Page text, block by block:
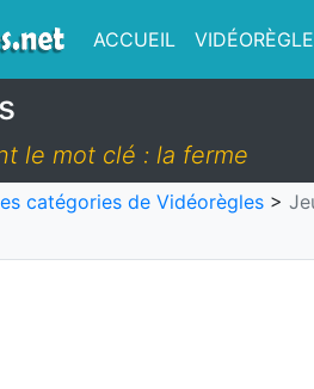
ACCUEIL
le mot clé : la ferme
catégories de Vidéorègles >